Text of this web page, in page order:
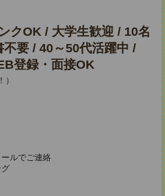
クOK / 大学生歓迎 / 10名
要 / 40～50代活躍中 /
登録・面接OK
ルでご連絡